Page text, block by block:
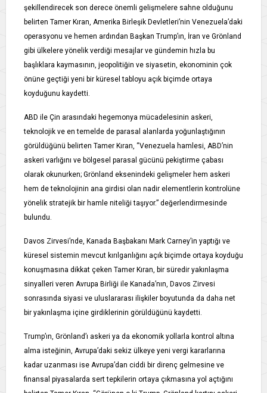
şekillendirecek son derece önemli gelişmelere sahne olduğunu
belirten Tamer Kıran, Amerika Birleşik Devletleri’nin Venezuela’daki
operasyonu ve hemen ardından Başkan Trump’ın, İran ve Grönland
gibi ülkelere yönelik verdiği mesajlar ve gündemin hızla bu
başlıklara kaymasının, jeopolitiğin ve siyasetin, ekonominin çok
önüne geçtiği yeni bir küresel tabloyu açık biçimde ortaya
koyduğunu kaydetti.
ABD ile Çin arasındaki hegemonya mücadelesinin askeri,
teknolojik ve en temelde de parasal alanlarda yoğunlaştığının
görüldüğünü belirten Tamer Kıran, “Venezuela hamlesi, ABD’nin
askeri varlığını ve bölgesel parasal gücünü pekiştirme çabası
olarak okunurken; Grönland eksenindeki gelişmeler hem askeri
hem de teknolojinin ana girdisi olan nadir elementlerin kontrolüne
yönelik stratejik bir hamle niteliği taşıyor.” değerlendirmesinde
bulundu.
Davos Zirvesi’nde, Kanada Başbakanı Mark Carney’in yaptığı ve
küresel sistemin mevcut kırılganlığını açık biçimde ortaya koyduğu
konuşmasına dikkat çeken Tamer Kıran, bir süredir yakınlaşma
sinyalleri veren Avrupa Birliği ile Kanada’nın, Davos Zirvesi
sonrasında siyasi ve uluslararası ilişkiler boyutunda da daha net
bir yakınlaşma içine girdiklerinin görüldüğünü kaydetti.
Trump’ın, Grönland’ı askeri ya da ekonomik yollarla kontrol altına
alma isteğinin, Avrupa’daki sekiz ülkeye yeni vergi kararlarına
kadar uzanması ise Avrupa’dan ciddi bir direnç gelmesine ve
finansal piyasalarda sert tepkilerin ortaya çıkmasına yol açtığını